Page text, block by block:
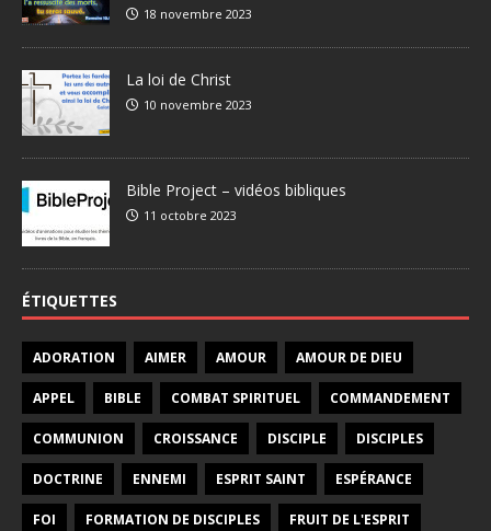
18 novembre 2023
La loi de Christ
10 novembre 2023
Bible Project – vidéos bibliques
11 octobre 2023
ÉTIQUETTES
ADORATION AIMER AMOUR AMOUR DE DIEU
APPEL BIBLE COMBAT SPIRITUEL COMMANDEMENT
COMMUNION CROISSANCE DISCIPLE DISCIPLES
DOCTRINE ENNEMI ESPRIT SAINT ESPÉRANCE
FOI FORMATION DE DISCIPLES FRUIT DE L'ESPRIT